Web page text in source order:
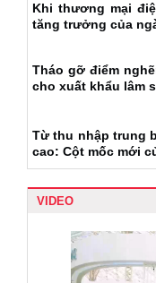
Khi thương mại
tăng trưởng của
Tháo gỡ điểm
cho xuất khẩu lâm
Từ thu nhập trung
cao: Cột mốc mới
VIDEO